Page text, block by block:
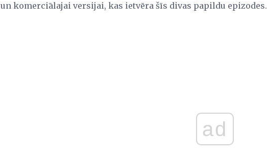
un komerciālajai versijai, kas ietvēra šīs divas papildu epizodes.
ad